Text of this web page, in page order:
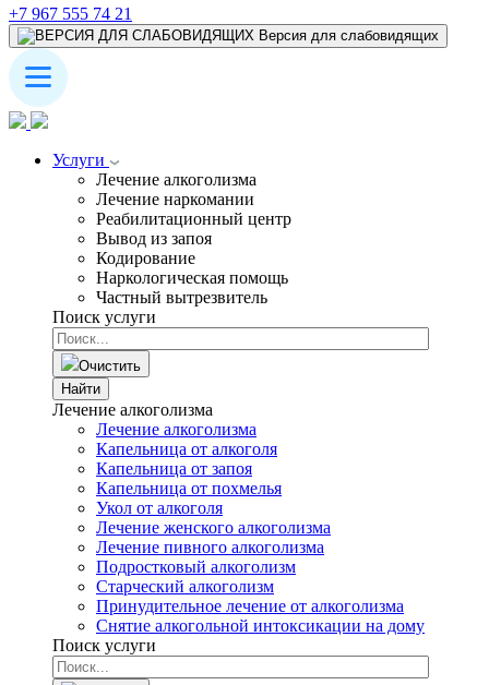
+7 967 555 74 21
Версия для слабовидящих
Услуги
Лечение алкоголизма
Лечение наркомании
Реабилитационный центр
Вывод из запоя
Кодирование
Наркологическая помощь
Частный вытрезвитель
Поиск услуги
Очистить
Найти
Лечение алкоголизма
Лечение алкоголизма
Капельница от алкоголя
Капельница от запоя
Капельница от похмелья
Укол от алкоголя
Лечение женского алкоголизма
Лечение пивного алкоголизма
Подростковый алкоголизм
Старческий алкоголизм
Принудительное лечение от алкоголизма
Снятие алкогольной интоксикации на дому
Поиск услуги